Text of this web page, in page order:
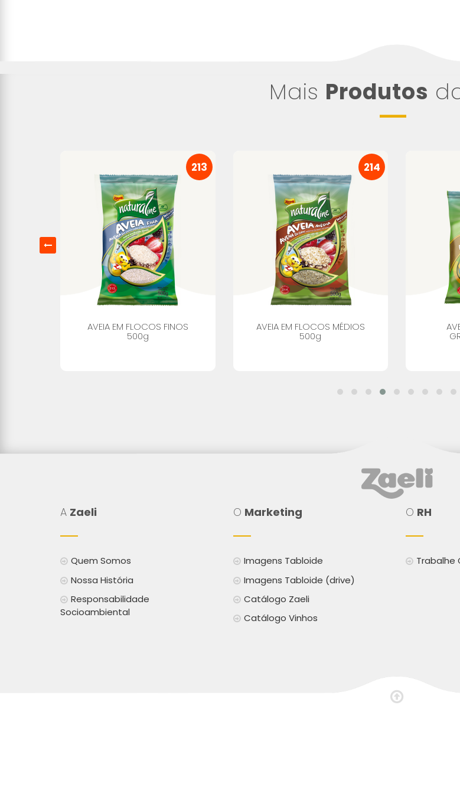
Mais Produtos
213
AVEIA EM FLOCOS FINOS
500g
214
AVEIA EM FLOCOS MÉDIOS
500g
A Zaeli
Quem Somos
Nossa História
Responsabilidade
Socioambiental
O Marketing
Imagens Tabloide
Imagens Tabloide (drive)
Catálogo Zaeli
Catálogo Vinhos
O RH
Trabalhe